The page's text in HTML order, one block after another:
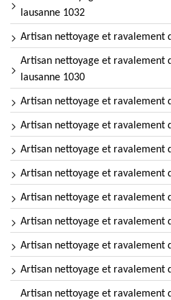
lausanne 1032
Artisan nettoyage et ravalement
Artisan nettoyage et ravalement
lausanne 1030
Artisan nettoyage et ravalement
Artisan nettoyage et ravalement
Artisan nettoyage et ravalement
Artisan nettoyage et ravalement
Artisan nettoyage et ravalement
Artisan nettoyage et ravalement
Artisan nettoyage et ravalement
Artisan nettoyage et ravalement
Artisan nettoyage et ravalement